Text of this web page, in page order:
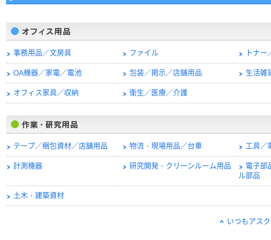
事務用品／文房具 ファイル トナ
OA機器／家電／電池 包装／掲示／店舗用品 生活雑
オフィス家具／収納 衛生／医療／介護
テープ／梱包資材／店舗用品 物流・現場用品／台車 工具／
計測機器 研究開発・クリーンルーム用品
電子部
ル部品
土木・建築資材
いつもアス